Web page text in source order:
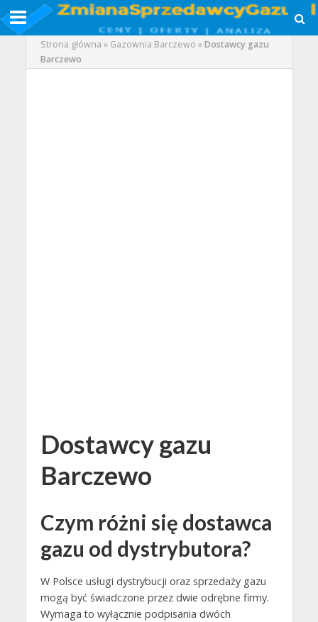
Strona główna » Gazownia Barczewo »Dostawcy gazu
Barczewo
Dostawcy gazu
Barczewo
Czym różni się dostawca
gazu od dystrybutora?
W Polsce usługi dystrybucji oraz sprzedaży gazu
mogą być świadczone przez dwie odrębne firmy.
Wymaga to wyłącznie podpisania dwóch